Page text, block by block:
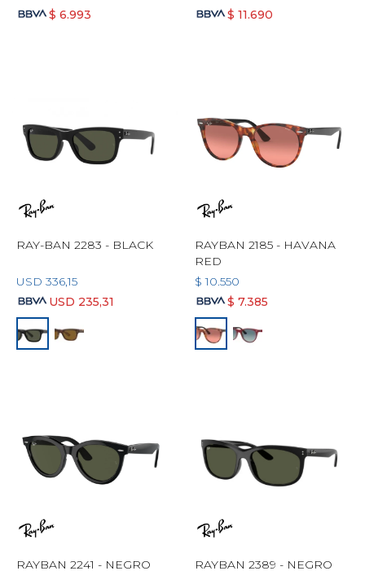
$ 6.993
$ 11.690
RAY-BAN 2283 - BLACK
USD 336,15
USD 235,31
RAYBAN 2185 - HAVANA
RED
$ 10.550
$ 7.385
RAYBAN 2241 - NEGRO RAYBAN 2389 - NEGRO